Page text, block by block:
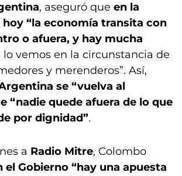
, aseguró que en la
“la economía transita con
o afuera, y hay mucha
lo vemos en la circunstancia de
y merenderos”. Así,
se “vuelva al
“nadie quede afuera de lo que
por dignidad”.
a Radio Mitre, Colombo
el Gobierno “hay una apuesta